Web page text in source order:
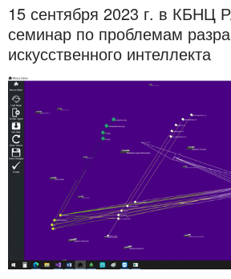
15 сентября 2023 г. в КБНЦ
семинар по проблемам
искусственного интеллекта